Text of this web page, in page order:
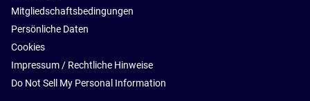
Mitgliedschaftsbedingungen
Persönliche Daten
Cookies
Impressum / Rechtliche Hinweise
Do Not Sell My Personal Information